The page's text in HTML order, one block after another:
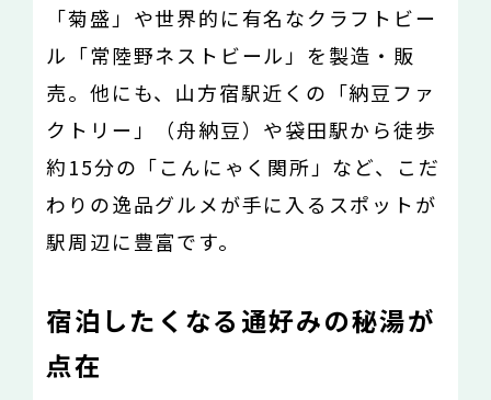
「菊盛」や世界的に有名なクラフトビー
ル「常陸野ネストビール」を製造・販
売。他にも、山方宿駅近くの「納豆ファ
クトリー」（舟納豆）や袋田駅から徒歩
約15分の「こんにゃく関所」など、こだ
わりの逸品グルメが手に入るスポットが
駅周辺に豊富です。
宿泊したくなる通好みの秘湯が
点在